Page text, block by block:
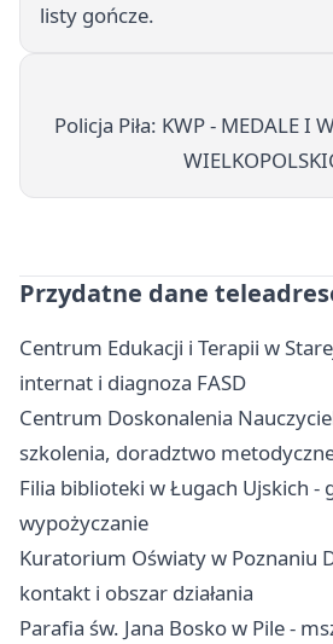
listy gończe.
Policja Piła: KWP - MEDALE I
Przydatne dane
Centrum Edukacji i Terapii w
internat i diagnoza FASD
Centrum Doskonalenia
szkolenia, doradztwo
Filia biblioteki w Ługach Ujskich -
wypożyczanie
Kuratorium Oświaty w Poznaniu
kontakt i obszar działania
Parafia św. Jana Bosko w Pile -